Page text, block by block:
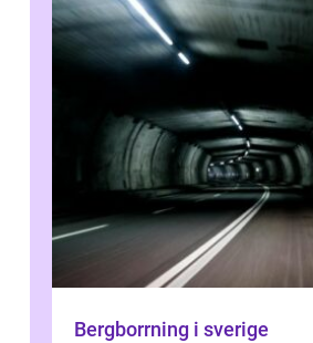
Bergborrning i sverige